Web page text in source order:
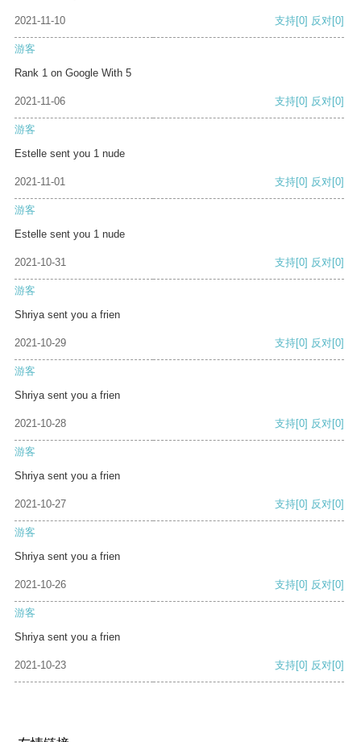
2021-11-10 支持[0] 反对[0]
游客
Rank 1 on Google With 5
2021-11-06 支持[0] 反对[0]
游客
Estelle sent you 1 nude
2021-11-01 支持[0] 反对[0]
游客
Estelle sent you 1 nude
2021-10-31 支持[0] 反对[0]
游客
Shriya sent you a frien
2021-10-29 支持[0] 反对[0]
游客
Shriya sent you a frien
2021-10-28 支持[0] 反对[0]
游客
Shriya sent you a frien
2021-10-27 支持[0] 反对[0]
游客
Shriya sent you a frien
2021-10-26 支持[0] 反对[0]
游客
Shriya sent you a frien
2021-10-23 支持[0] 反对[0]